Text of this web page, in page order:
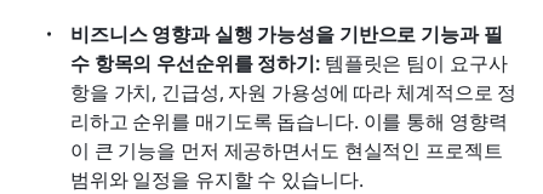
비즈니스 영향과 실행 가능성을 기반으로 기능과 필
수 항목의 우선순위를 정하기: 템플릿은 팀이 요구사
항을 가치, 긴급성, 자원 가용성에 따라 체계적으로 정
리하고 순위를 매기도록 돕습니다. 이를 통해 영향력
이 큰 기능을 먼저 제공하면서도 현실적인 프로젝트
범위와 일정을 유지할 수 있습니다.